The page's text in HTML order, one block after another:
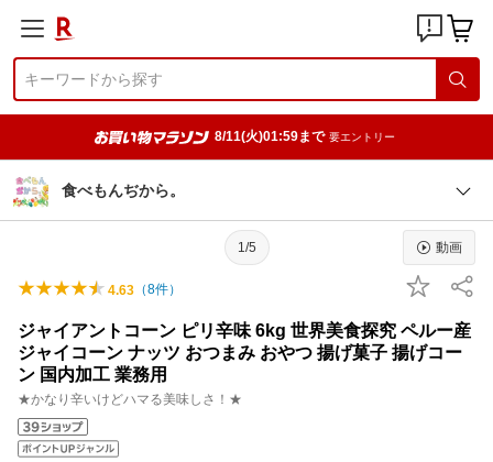
8/11(火)01:59まで 要エントリー
食べもんぢから。
1/5 動画
4.63 （8件）
ジャイアントコーン ピリ辛味 6kg 世界美食探究 ペルー産
ジャイコーン ナッツ おつまみ おやつ 揚げ菓子 揚げコー
ン 国内加工 業務用
★かなり辛いけどハマる美味しさ！★